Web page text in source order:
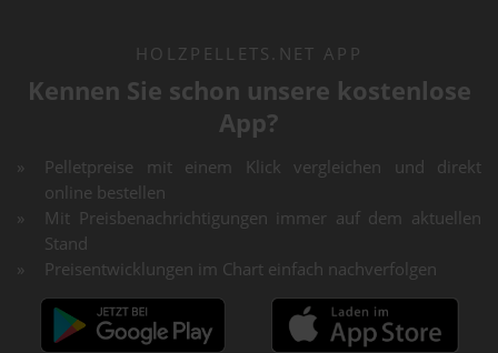
HOLZPELLETS.NET APP
Kennen Sie schon unsere kostenlose
App?
Pelletpreise mit einem Klick vergleichen und direkt
online bestellen
Mit Preisbenachrichtigungen immer auf dem aktuellen
Stand
Preisentwicklungen im Chart einfach nachverfolgen